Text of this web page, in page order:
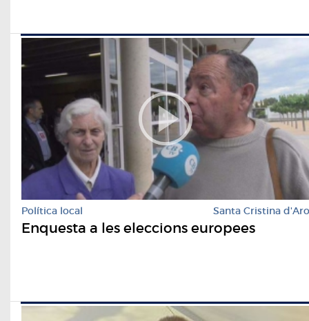
Política local Santa Cristina d'Aro
Enquesta a les eleccions europees